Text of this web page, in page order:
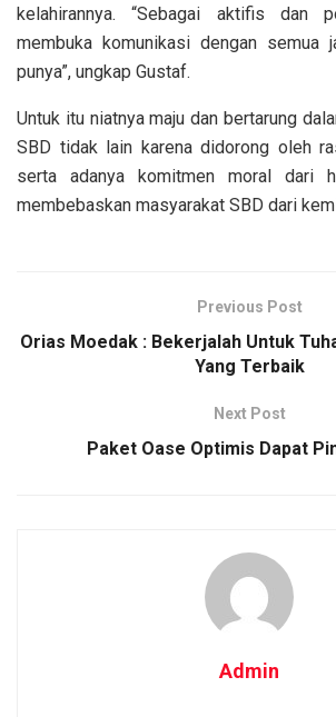
kelahirannya. “Sebagai aktifis dan
membuka komunikasi dengan semua
punya”, ungkap Gustaf.
Untuk itu niatnya maju dan bertarung
SBD tidak lain karena didorong oleh
serta adanya komitmen moral dari
membebaskan masyarakat SBD dari
Previous Post
Orias Moedak : Bekerjalah Untuk
Yang Terbaik
Next Post
Paket Oase Optimis Dapat
Admin